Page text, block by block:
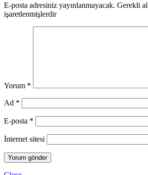
E-posta adresiniz yayınlanmayacak. Gerekli
işaretlenmişlerdir
Yorum *
Ad *
E-posta *
İnternet sitesi